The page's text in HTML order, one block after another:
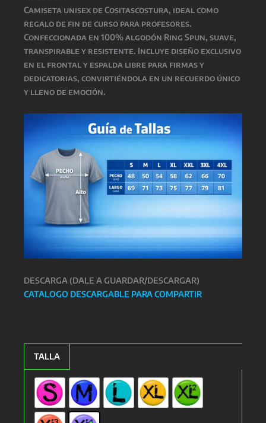
Camiseta unisex de Cositascostura, ideal como
regalo de fin de curso para profesores.
Confeccionada en 100% algodón Ring Spun, suave,
transpirable y resistente. Incluye diseño exclusivo
en el frontal y espalda libre para firmas y
dedicatorias, convirtiéndola en un recuerdo único
y lleno de emoción.
DESCARGA (DALE A GUARDAR/DESCARGAR)
CATALOGO DESCARGABLE PARA COMPARTIR
TALLA